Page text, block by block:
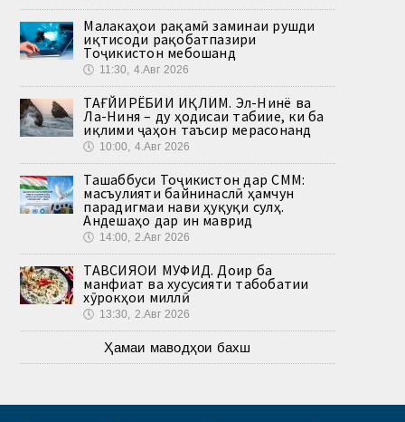
Малакаҳои рақамӣ заминаи рушди
иқтисоди рақобатпазири
Тоҷикистон мебошанд
🕔 11:30, 4.Авг 2026
ТАҒЙИРЁБИИ ИҚЛИМ. Эл-Нинё ва
Ла-Ниня – ду ҳодисаи табиие, ки ба
иқлими ҷаҳон таъсир мерасонанд
🕔 10:00, 4.Авг 2026
Ташаббуси Тоҷикистон дар СММ:
масъулияти байнинаслӣ ҳамчун
парадигмаи нави ҳуқуқи сулҳ.
Андешаҳо дар ин маврид
🕔 14:00, 2.Авг 2026
ТАВСИЯҲОИ МУФИД. Доир ба
манфиат ва хусусияти табобатии
хӯрокҳои миллӣ
🕔 13:30, 2.Авг 2026
Ҳамаи маводҳои бахш